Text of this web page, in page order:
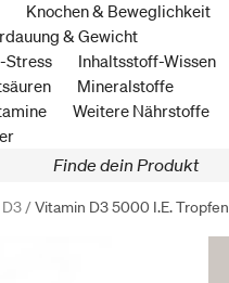
Knochen & Beweglichkeit
& Gewicht
Stress
Inhaltsstoff-Wissen
Mineralstoffe
Weitere Nährstoffe
Finde dein Produkt
/Vitamin D3 5000 I.E. Tropfen